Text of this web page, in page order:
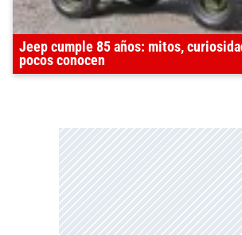
Jeep cumple 85 años: mitos,
pocos conocen